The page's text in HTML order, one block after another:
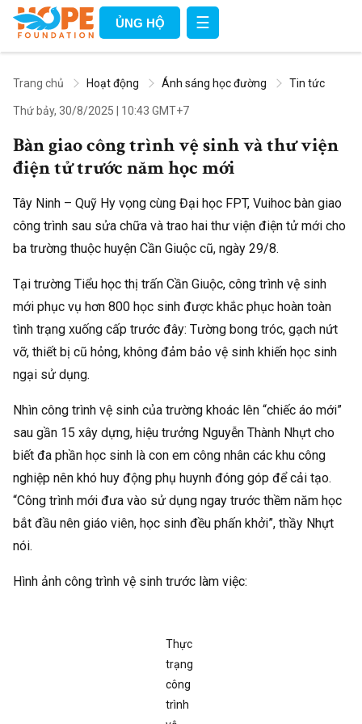
ỦNG HỘ ☰
Trang chủ Hoạt động Ánh sáng học đường Tin tức
Thứ bảy, 30/8/2025 10:43 GMT+7
Bàn giao công trình vệ sinh và thư viện
điện tử trước năm học mới
Tây Ninh – Quỹ Hy vọng cùng Đại học FPT, Vuihoc bàn giao
công trình sau sửa chữa và trao hai thư viện điện tử mới cho
ba trường thuộc huyện Cần Giuộc cũ, ngày 29/8.
Tại trường Tiểu học thị trấn Cần Giuộc, công trình vệ sinh
mới phục vụ hơn 800 học sinh được khắc phục hoàn toàn
tình trạng xuống cấp trước đây: Tường bong tróc, gạch nứt
vỡ, thiết bị cũ hỏng, không đảm bảo vệ sinh khiến học sinh
ngại sử dụng.
Nhìn công trình vệ sinh của trường khoác lên “chiếc áo mới”
sau gần 15 xây dựng, hiệu trưởng Nguyễn Thành Nhựt cho
biết đa phần học sinh là con em công nhân các khu công
nghiệp nên khó huy động phụ huynh đóng góp để cải tạo.
“Công trình mới đưa vào sử dụng ngay trước thềm năm học
bắt đầu nên giáo viên, học sinh đều phấn khởi”, thầy Nhựt
nói.
Hình ảnh công trình vệ sinh trước làm việc:
Thực
trạng
công
trình